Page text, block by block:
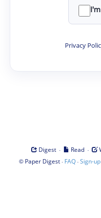
Privacy
Digest · Read ·
© Paper Digest· FAQ·Sign-up